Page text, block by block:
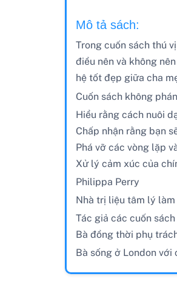
Mô tả sách:
Trong cuốn sách thú
điều nên và không
hệ tốt đẹp giữa cha
Cuốn sách không
Hiểu rằng cách nuôi
Chấp nhận rằng bạn
Phá vỡ các vòng lặp
Xử lý cảm xúc của
Philippa Perry
Nhà trị liệu tâm lý
Tác giả các cuốn
Bà đồng thời phụ
Bà sống ở London với